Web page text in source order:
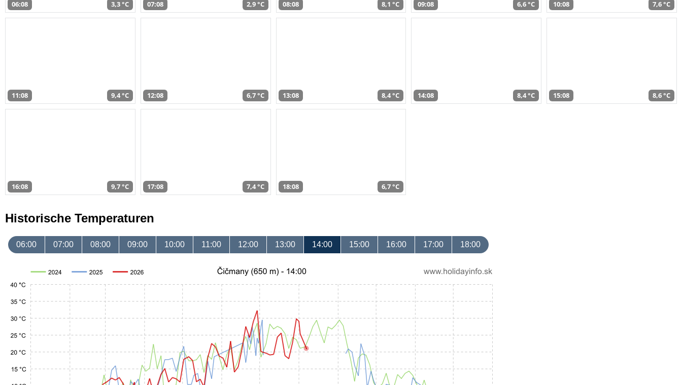
06:08 3,3 °C 07:08 2,9 °C 08:08 8,1 °C 09:08 6,6 °C 10:08 7,6 °C
11:08 9,4 °C 12:08 6,7 °C 13:08 8,4 °C 14:08 8,4 °C 15:08 8,6 °C
16:08 9,7 °C 17:08 7,4 °C 18:08 6,7 °C
Historische Temperaturen
06:00 07:00 08:00 09:00 10:00 11:00 12:00 13:00 14:00 15:00 16:00 17:00 18:00